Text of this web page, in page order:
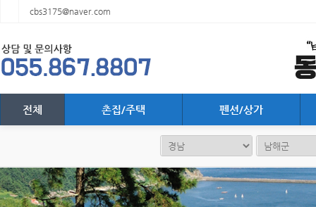
cbs3175@naver.com
전체 촌집/주택 펜션/상가